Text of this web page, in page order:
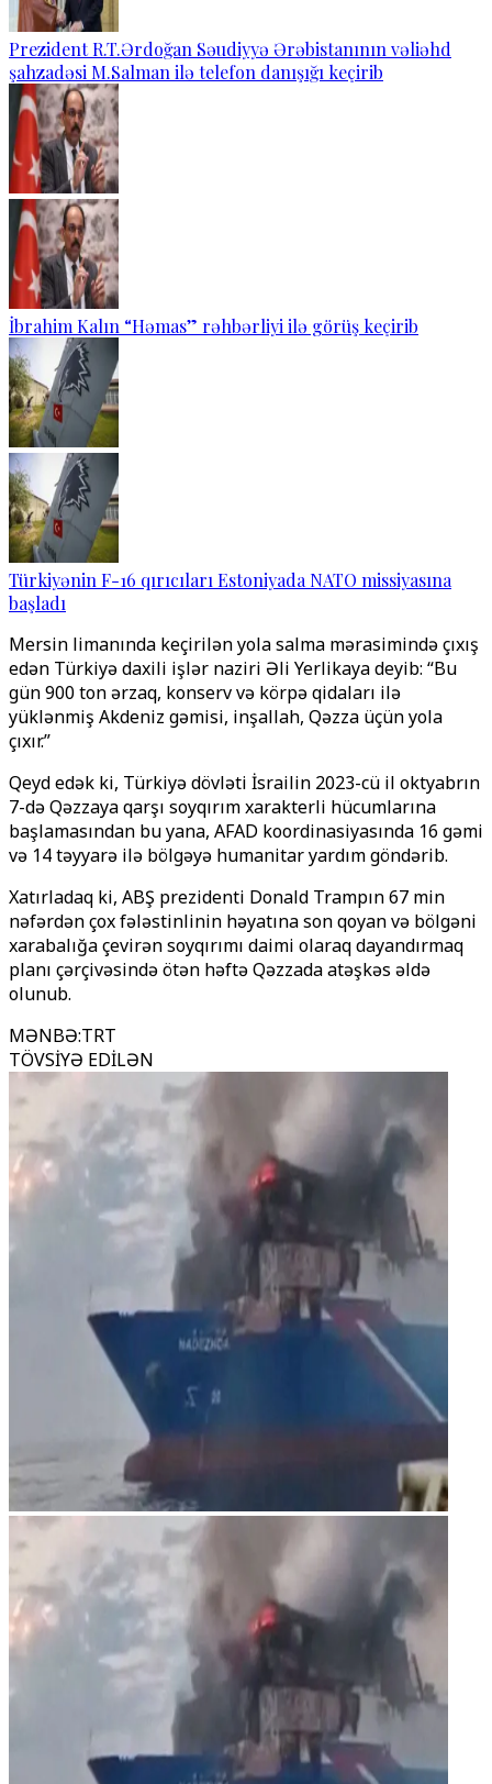
Prezident R.T.Ərdoğan Səudiyyə Ərəbistanının vəliəhd
şahzadəsi M.Salman ilə telefon danışığı keçirib
İbrahim Kalın “Həmas” rəhbərliyi ilə görüş keçirib
Türkiyənin F-16 qırıcıları Estoniyada NATO missiyasına
başladı
Mersin limanında keçirilən yola salma mərasimində çıxış
edən Türkiyə daxili işlər naziri Əli Yerlikaya deyib: “Bu
gün 900 ton ərzaq, konserv və körpə qidaları ilə
yüklənmiş Akdeniz gəmisi, inşallah, Qəzza üçün yola
çıxır.”
Qeyd edək ki, Türkiyə dövləti İsrailin 2023-cü il oktyabrın
7-də Qəzzaya qarşı soyqırım xarakterli hücumlarına
başlamasından bu yana, AFAD koordinasiyasında 16 gəmi
və 14 təyyarə ilə bölgəyə humanitar yardım göndərib.
Xatırladaq ki, ABŞ prezidenti Donald Trampın 67 min
nəfərdən çox fələstinlinin həyatına son qoyan və bölgəni
xarabalığa çevirən soyqırımı daimi olaraq dayandırmaq
planı çərçivəsində ötən həftə Qəzzada atəşkəs əldə
olunub.
MƏNBƏ:TRT
TÖVSİYƏ EDİLƏN